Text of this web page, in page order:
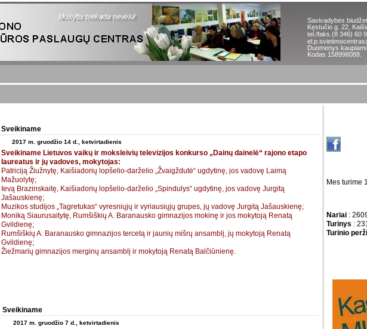
Savivadybės
Kęstučio g. 22,
tel./faks. (8 346) 60
Duomenys
Kodas 158998088.
Sveikiname
2017 m. gruodžio 14 d., ketvirtadienis
Sveikiname Lietuvos vaikų ir moksleivių televizijos konkurso „Dainų dainelė“ rajono etapo
laureatus ir jų vadoves, mokytojas:
Patriciją Žiužnytę, Kaišiadorių lopšelio-darželio „Žvaigždutė“ ugdytinę, jos vadovę Laimą
Mažuolytę;
Ievą Brazinskaitę, Kaišiadorių lopšelio-darželio „Spindulys“ ugdytinę, jos vadovę Jurgitą
Jašauskienę;
Muzikos studijos „Tagretukas“ vyresniųjų ir vyriausiųjų grupes, jų vadovę Jurgitą Jašauskienę;
Moniką Siaurusaitytę, Rumšiškių A. Baranausko gimnazijos mokinę ir jos mokytoją Renatą
Gvildienę;
Rumšiškių A. Baranausko gimnazijos tercetą ir jaunių mišrų ansamblį, jų mokytoją Renatą
Gvildienę;
Žiežmarių gimnazijos merginų ansamblį ir mokytoją Renatą Balčiūnienę.
Sveikiname
2017 m. gruodžio 7 d., ketvirtadienis
Mes turime
Nariai :
Turinys :
Turinio